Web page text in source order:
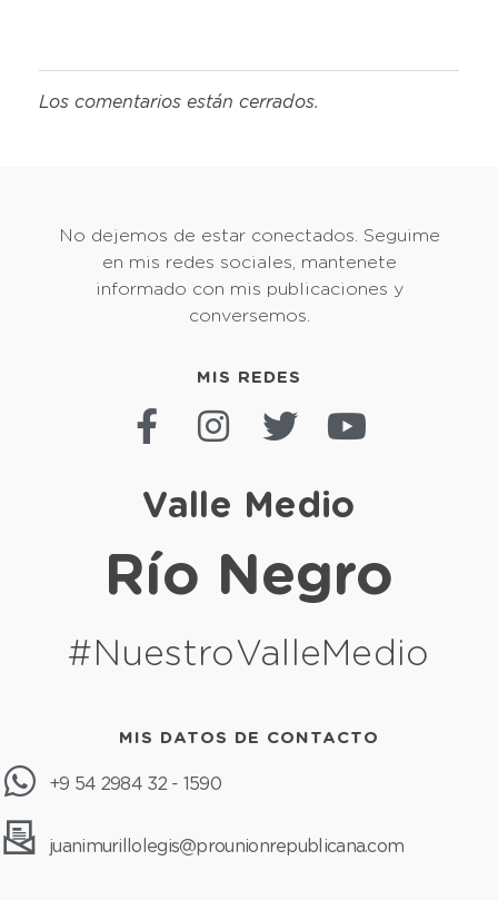
Los comentarios están cerrados.
No dejemos de estar conectados. Seguime
en mis redes sociales, mantenete
informado con mis publicaciones y
conversemos.
MIS REDES
Valle Medio
Río Negro
#NuestroValleMedio
MIS DATOS DE CONTACTO
+9 54 2984 32 - 1590
juanimurillolegis@prounionrepublicana.com